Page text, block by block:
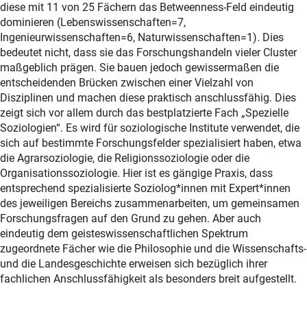
diese mit 11 von 25 Fächern das Betweenness-Feld eindeutig
dominieren (Lebenswissenschaften=7,
Ingenieurwissenschaften=6, Naturwissenschaften=1). Dies
bedeutet nicht, dass sie das Forschungshandeln vieler Cluster
maßgeblich prägen. Sie bauen jedoch gewissermaßen die
entscheidenden Brücken zwischen einer Vielzahl von
Disziplinen und machen diese praktisch anschlussfähig. Dies
zeigt sich vor allem durch das bestplatzierte Fach „Spezielle
Soziologien“. Es wird für soziologische Institute verwendet, die
sich auf bestimmte Forschungsfelder spezialisiert haben, etwa
die Agrarsoziologie, die Religionssoziologie oder die
Organisationssoziologie. Hier ist es gängige Praxis, dass
entsprechend spezialisierte Soziolog*innen mit Expert*innen
des jeweiligen Bereichs zusammenarbeiten, um gemeinsamen
Forschungsfragen auf den Grund zu gehen. Aber auch
eindeutig dem geisteswissenschaftlichen Spektrum
zugeordnete Fächer wie die Philosophie und die Wissenschafts-
und die Landesgeschichte erweisen sich bezüglich ihrer
fachlichen Anschlussfähigkeit als besonders breit aufgestellt.